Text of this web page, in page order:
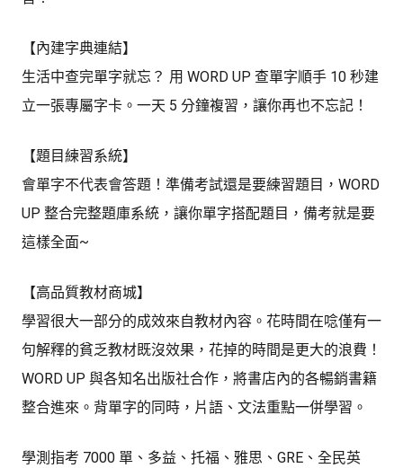
【內建字典連結】
生活中查完單字就忘？ 用 WORD UP 查單字順手 10 秒建
立一張專屬字卡。一天 5 分鐘複習，讓你再也不忘記！
【題目練習系統】
會單字不代表會答題！準備考試還是要練習題目，WORD
UP 整合完整題庫系統，讓你單字搭配題目，備考就是要
這樣全面~
【高品質教材商城】
學習很大一部分的成效來自教材內容。花時間在唸僅有一
句解釋的貧乏教材既沒效果，花掉的時間是更大的浪費！
WORD UP 與各知名出版社合作，將書店內的各暢銷書籍
整合進來。背單字的同時，片語、文法重點一併學習。
學測指考 7000 單、多益、托福、雅思、GRE、全民英